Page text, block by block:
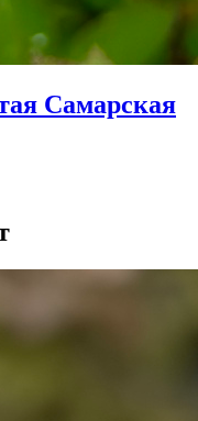
Самарская